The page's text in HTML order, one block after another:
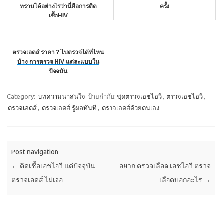
ทราบได้อย่างไรว่านี่คือการติด
เชื้อHIV
ครั้ง
ตรวจเอดส์ ราคา ? ไปตรวจได้ที่ไหน
บ้าง การตรวจ HIV แต่ละแบบใน
ปัจจุบัน
Category: บทความน่าสนใจ ป้ายกำกับ: ชุดตรวจเอชไอวี, ตรวจเอชไอวี,
ตรวจเอดส์, ตรวจเอดส์ รู้ผลทันที , ตรวจเอดส์ด้วยตนเอง
Post navigation
← ติดเชื้อเอชไอวี แต่ปัจจุบัน
ตรวจเอดส์ ไม่เจอ
อยาก ตรวจเลือด เอชไอวี ตรวจ
เลือดบอกอะไร →